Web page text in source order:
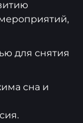
для снятия
сна и